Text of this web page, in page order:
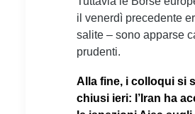
il venerdì precedente
salite – sono apparse
prudenti.
Alla fine, i colloqui si
chiusi ieri: l’Iran ha